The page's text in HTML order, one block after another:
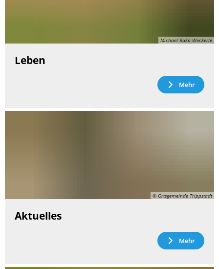
Michael Raka Weckerle
Leben
Mehr
© Ortsgemeinde Trippstadt
Aktuelles
Mehr